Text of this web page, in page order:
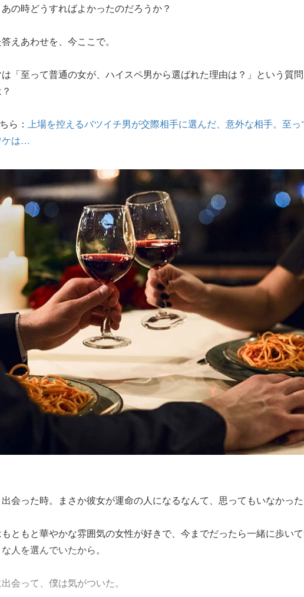
の時どうすればよかったのだろうか？
えあわせを、今ここで。
「至って普通の女が、ハイスペ男から選ばれた理由は？」という質問
ら：上場を控えるバツイチ男が交際相手に選んだ、意外な相手。至っ
ケは…
会った時。まさか彼女が運命の人になるなんて、思ってもいなかった
ともと華やかな雰囲気の女性が好きで、今までだったら一緒に歩い
人を選んでいたから。
会って、僕は気がついた。